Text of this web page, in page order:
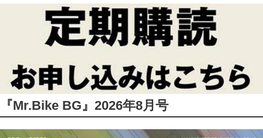
『Mr.Bike BG』2026年8月号